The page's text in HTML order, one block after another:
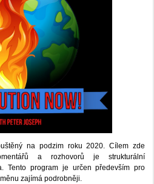
na podzim roku 2020.Cílem zde
a rozhovorů je strukturální
Tento program je určen především pro
zajímá podrobněji.